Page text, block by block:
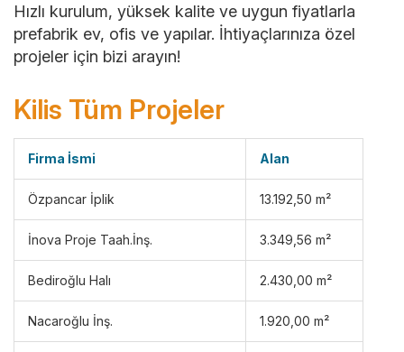
Hızlı kurulum, yüksek kalite ve uygun fiyatlarla
prefabrik ev, ofis ve yapılar. İhtiyaçlarınıza özel
projeler için bizi arayın!
Kilis Tüm Projeler
Firma İsmi Alan
Özpancar İplik 13.192,50 m²
İnova Proje Taah.İnş. 3.349,56 m²
Bediroğlu Halı 2.430,00 m²
Nacaroğlu İnş. 1.920,00 m²